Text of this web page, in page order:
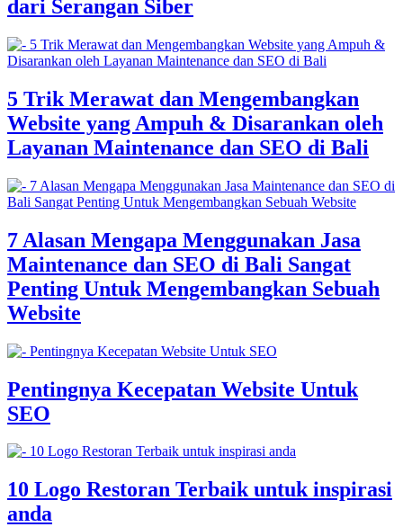
dari Serangan Siber
5 Trik Merawat dan Mengembangkan
Website yang Ampuh & Disarankan oleh
Layanan Maintenance dan SEO di Bali
7 Alasan Mengapa Menggunakan Jasa
Maintenance dan SEO di Bali Sangat
Penting Untuk Mengembangkan Sebuah
Website
Pentingnya Kecepatan Website Untuk
SEO
10 Logo Restoran Terbaik untuk inspirasi
anda